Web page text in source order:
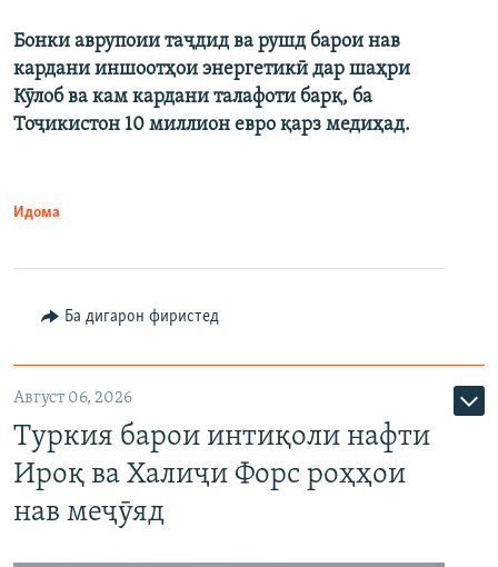
Бонки аврупоии таҷдид ва рушд барои нав
кардани иншоотҳои энергетикӣ дар шаҳри
Кӯлоб ва кам кардани талафоти барқ, ба
Тоҷикистон 10 миллион евро қарз медиҳад.
Идома
Ба дигарон фиристед
Август 06, 2026
Туркия барои интиқоли нафти
Ироқ ва Халиҷи Форс роҳҳои
нав меҷӯяд